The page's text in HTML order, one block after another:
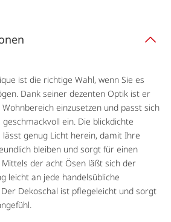
ist die richtige Wahl, wenn Sie es
Dank seiner dezenten Optik ist er
einzusetzen und passt sich
ein. Die blickdichte
genug Licht herein, damit Ihre
bleiben und sorgt für einen
der acht Ösen läßt sich der
leicht an jede handelsübliche
Dekoschal ist pflegeleicht und sorgt